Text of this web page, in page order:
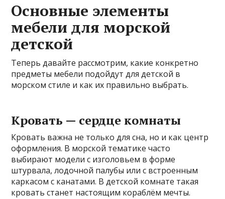
Основные элементы
мебели для морской
детской
Теперь давайте рассмотрим, какие конкретно
предметы мебели подойдут для детской в
морском стиле и как их правильно выбрать.
Кровать — сердце комнаты
Кровать важна не только для сна, но и как центр
оформления. В морской тематике часто
выбирают модели с изголовьем в форме
штурвала, лодочной палубы или с встроенным
каркасом с канатами. В детской комнате такая
кровать станет настоящим кораблём мечты.